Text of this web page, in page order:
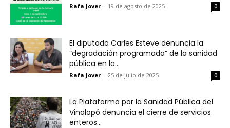
Rafa Jover - 19 de agosto de 2025 0
El diputado Carles Esteve denuncia la
“degradación programada” de la sanidad
pública en la...
Rafa Jover - 25 de julio de 2025 0
La Plataforma por la Sanidad Pública del
Vinalopó denuncia el cierre de servicios
enteros...